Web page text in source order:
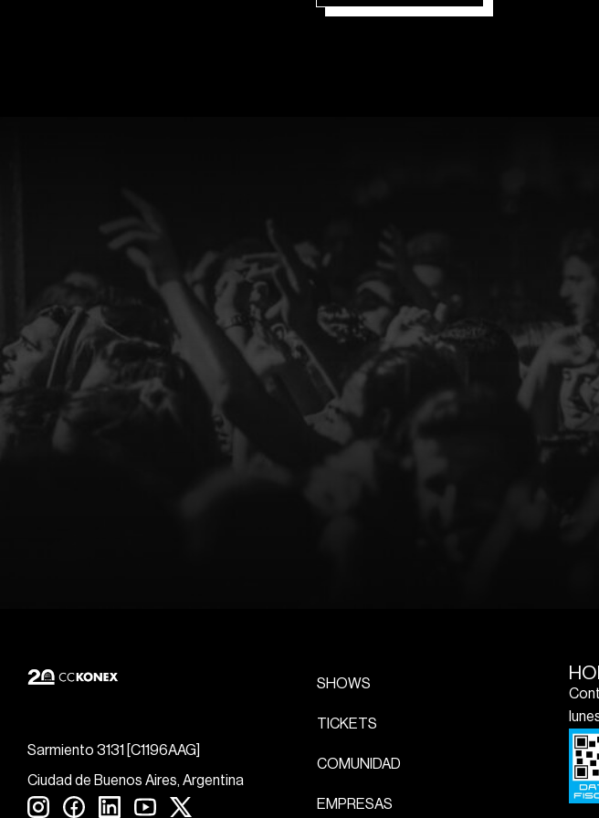
Sarmiento 3131 [C1196AAG]
Ciudad de Buenos Aires, Argentina
SHOWS
TICKETS
COMUNIDAD
EMPRESAS